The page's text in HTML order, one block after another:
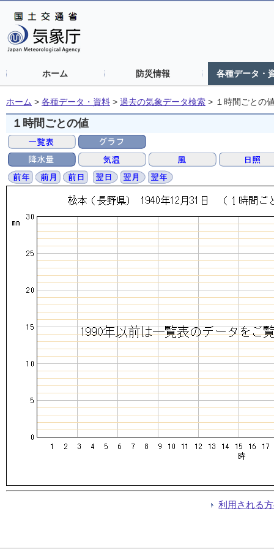
ホーム 防災情報 各種データ・
ホーム > 各種データ・資料 > 過去の気象データ検索 > １時間ごとの
１時間ごとの値
利用される